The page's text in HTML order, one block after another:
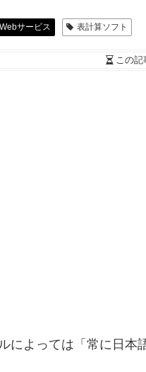
サービス 表計算ソフト
この記
よっては「常に日本